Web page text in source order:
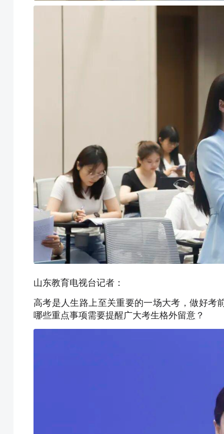
山东教育电视台记者：
高考是人生路上至关重要的一场大考，做好考
哪些重点事项需要提醒广大考生格外留意？